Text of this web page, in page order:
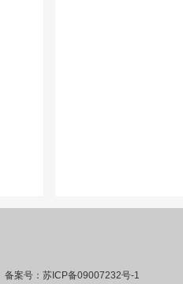
备案号：苏ICP备09007232号-1